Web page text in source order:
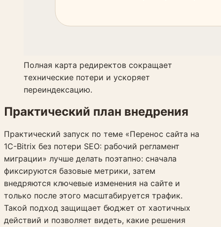
Полная карта редиректов сокращает
технические потери и ускоряет
переиндексацию.
Практический план внедрения
Практический запуск по теме «Перенос сайта на
1C-Bitrix без потери SEO: рабочий регламент
миграции» лучше делать поэтапно: сначала
фиксируются базовые метрики, затем
внедряются ключевые изменения на сайте и
только после этого масштабируется трафик.
Такой подход защищает бюджет от хаотичных
действий и позволяет видеть, какие решения